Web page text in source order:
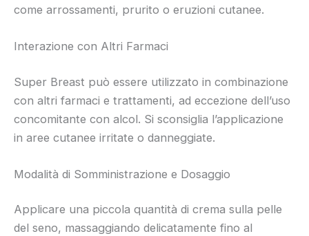
come arrossamenti, prurito o eruzioni cutanee.
Interazione con Altri Farmaci
Super Breast può essere utilizzato in combinazione
con altri farmaci e trattamenti, ad eccezione dell’uso
concomitante con alcol. Si sconsiglia l’applicazione
in aree cutanee irritate o danneggiate.
Modalità di Somministrazione e Dosaggio
Applicare una piccola quantità di crema sulla pelle
del seno, massaggiando delicatamente fino al